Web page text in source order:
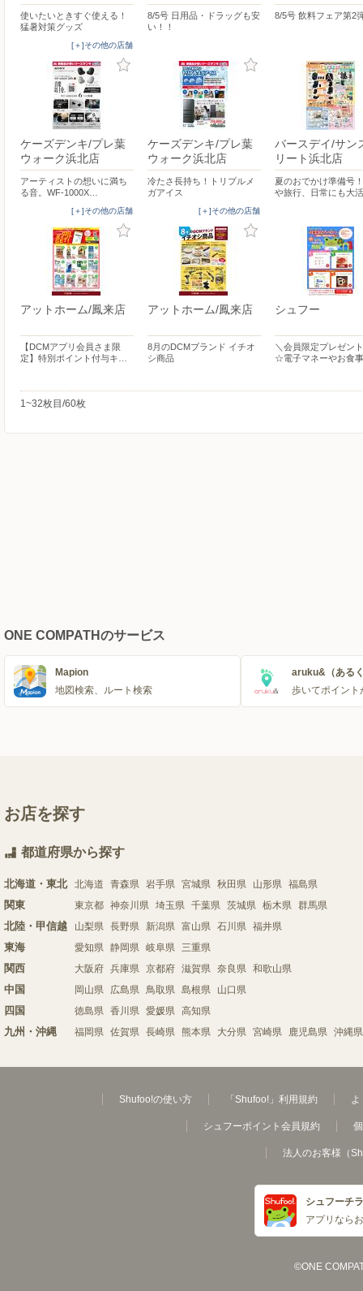
使いたいときすぐ使える！
猛暑対策グッズ
[＋]その他の店舗
8/5号 日用品・ドラッグも安
い！！
8/5号 飲料フェア第2
ケーズデンキ/プレ葉
ウォーク浜北店
アーティストの想いに満ち
る音。WF-1000X…
[＋]その他の店舗
ケーズデンキ/プレ葉
ウォーク浜北店
冷たさ長持ち！トリプルメ
ガアイス
[＋]その他の店舗
バースデイ/サン
リート浜北店
夏のおでかけ準備号
や旅行、日常にも大
アットホーム/鳳来店
【DCMアプリ会員さま限
定】特別ポイント付与キ…
アットホーム/鳳来店
8月のDCMブランド イチオ
シ商品
シュフー
＼会員限定プレゼン
☆電子マネーやお食
1~32枚目/60枚
ONE COMPATHのサービス
Mapion
地図検索、ルート検索
aruku&（ある
歩いてポイント
お店を探す
都道府県から探す
北海道・東北 北海道 青森県 岩手県 宮城県 秋田県 山形県 福島県
関東 東京都 神奈川県 埼玉県 千葉県 茨城県 栃木県 群馬県
北陸・甲信越 山梨県 長野県 新潟県 富山県 石川県 福井県
東海 愛知県 静岡県 岐阜県 三重県
関西 大阪府 兵庫県 京都府 滋賀県 奈良県 和歌山県
中国 岡山県 広島県 鳥取県 島根県 山口県
四国 徳島県 香川県 愛媛県 高知県
九州・沖縄 福岡県 佐賀県 長崎県 熊本県 大分県 宮崎県 鹿児島県 沖縄県
Shufoo!の使い方 「Shufoo!」利用規約 よ
シュフーポイント会員規約
法人のお客様（
シュフーチ
アプリなら
©ONE